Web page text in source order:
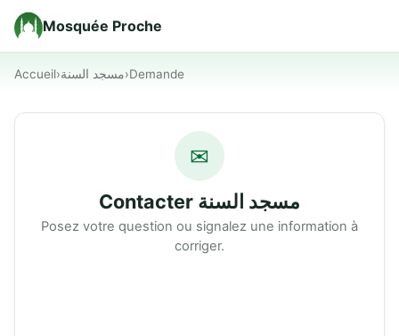
Mosquée Proche
Accueil›مسجد السنة›Demande
✉
Contacter مسجد السنة
Posez votre question ou signalez une information à
corriger.